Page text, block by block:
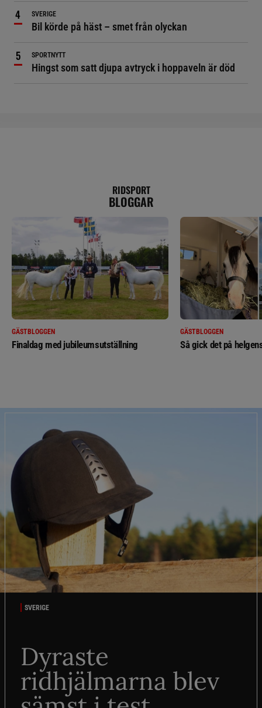
SVERIGE
Bil körde på häst – smet från olyckan
SPORTNYTT
Hingst som satt djupa avtryck i hoppaveln är död
RIDSPORT
BLOGGAR
GÄSTBLOGGEN
Finaldag med jubileumsutställning
GÄSTBLOGGEN
Så gick det på
SVERIGE
Dyraste
ridhjälmarna blev